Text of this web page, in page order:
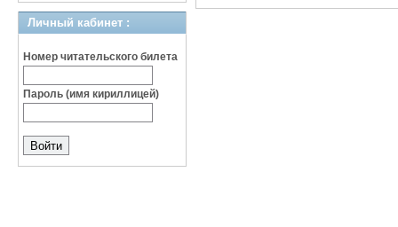
Личный кабинет :
Номер читательского билета
Пароль (имя кириллицей)